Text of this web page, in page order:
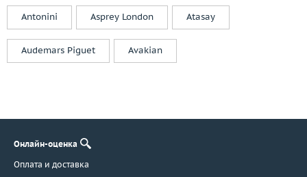
Casa Gi
Casato
Cassa Forte
Chiampesan
Chimento
Antonini Asprey London Atasay
Audemars Piguet Avakian
Онлайн-оценка
Оплата и доставка